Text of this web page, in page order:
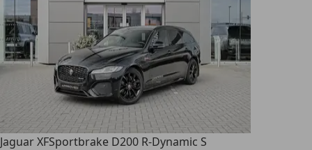
Jaguar XFSportbrake D200 R-Dynamic S